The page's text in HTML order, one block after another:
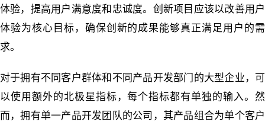
体验，提高用户满意度和忠诚度。创新项目应该以改善用户
体验为核心目标，确保创新的成果能够真正满足用户的需
求。
对于拥有不同客户群体和不同产品开发部门的大型企业，可
以使用额外的北极星指标，每个指标都有单独的输入。然
而，拥有单一产品开发团队的公司，其产品组合为单个客户